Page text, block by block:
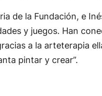
de la Fundación, e
y juegos. Han
a la arteterapia
pintar y crear”.